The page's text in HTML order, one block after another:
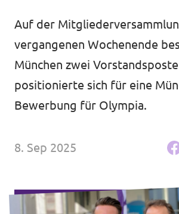
Volt in deinem Bundesland
Volt Deutschland Merchandise
Neuigkeiten
Unsere Events
Deine Spende für Volt!
Auf der
vergangenen Wochenende
München zwei
positionierte sich für eine
Bewerbung für Olympia.
8. Sep 2025